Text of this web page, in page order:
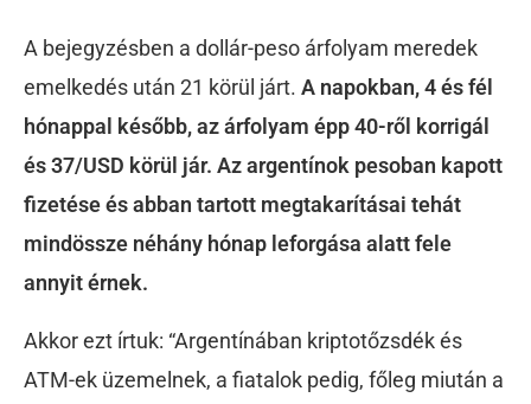
A bejegyzésben a dollár-peso árfolyam meredek
emelkedés után 21 körül járt. A napokban, 4 és fél
hónappal később, az árfolyam épp 40-ről korrigál
és 37/USD körül jár. Az argentínok pesoban kapott
fizetése és abban tartott megtakarításai tehát
mindössze néhány hónap leforgása alatt fele
annyit érnek.
Akkor ezt írtuk: “Argentínában kriptotőzsdék és
ATM-ek üzemelnek, a fiatalok pedig, főleg miután a